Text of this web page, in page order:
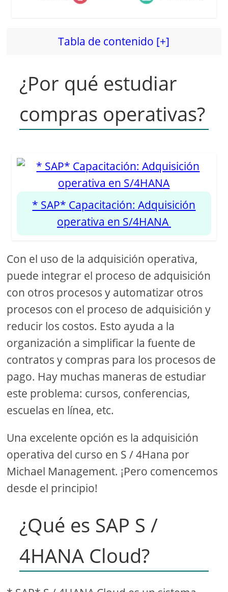
Tabla de contenido [+]
¿Por qué estudiar
compras operativas?
* SAP* Capacitación: Adquisición
operativa en S/4HANA
Con el uso de la adquisición operativa,
puede integrar el proceso de adquisición
con otros procesos y automatizar otros
procesos con el proceso de adquisición y
reducir los costos. Esto ayuda a la
organización a simplificar la fuente de
contratos y compras para los procesos de
pago. Hay muchas maneras de estudiar
este problema: cursos, conferencias,
escuelas en línea, etc.
Una excelente opción es la adquisición
operativa del curso en S / 4Hana por
Michael Management. ¡Pero comencemos
desde el principio!
¿Qué es SAP S /
4HANA Cloud?